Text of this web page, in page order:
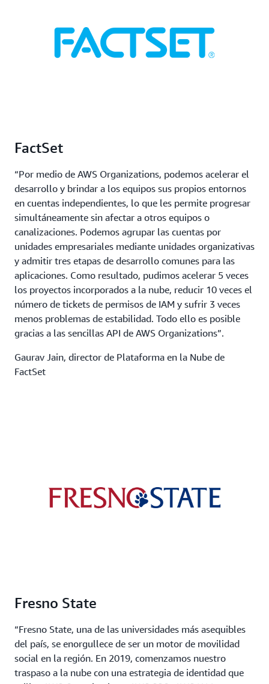
FactSet
“Por medio de AWS Organizations, podemos acelerar el
desarrollo y brindar a los equipos sus propios entornos
en cuentas independientes, lo que les permite progresar
simultáneamente sin afectar a otros equipos o
canalizaciones. Podemos agrupar las cuentas por
unidades empresariales mediante unidades organizativas
y admitir tres etapas de desarrollo comunes para las
aplicaciones. Como resultado, pudimos acelerar 5 veces
los proyectos incorporados a la nube, reducir 10 veces el
número de tickets de permisos de IAM y sufrir 3 veces
menos problemas de estabilidad. Todo ello es posible
gracias a las sencillas API de AWS Organizations”.
Gaurav Jain, director de Plataforma en la Nube de
FactSet
Fresno State
“Fresno State, una de las universidades más asequibles
del país, se enorgullece de ser un motor de movilidad
social en la región. En 2019, comenzamos nuestro
traspaso a la nube con una estrategia de identidad que